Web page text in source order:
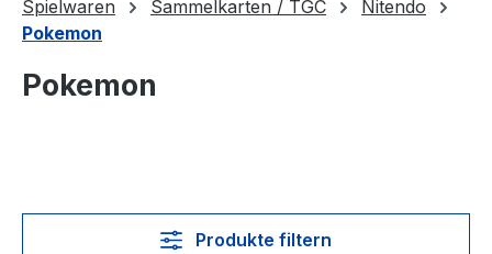
Spielwaren Sammelkarten / TGC
Nitendo
Pokemon
Pokemon
Produkte filtern